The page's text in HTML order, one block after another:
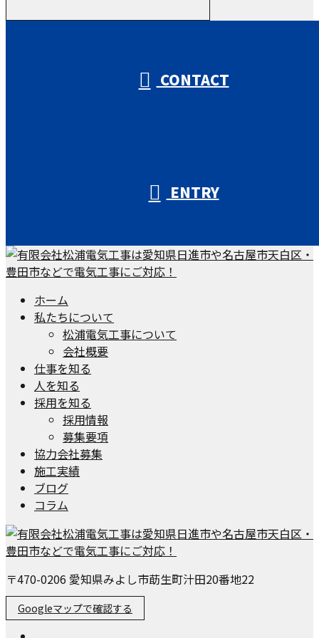
CONTACT
ENTRY
ホーム
私たちについて
松浦電気工事について
会社概要
仕事を知る
人を知る
採用を知る
採用情報
募集要項
協力会社募集
施工実績
ブログ
コラム
〒470-0206 愛知県みよし市莇生町汁田20番地22
Googleマップで確認する